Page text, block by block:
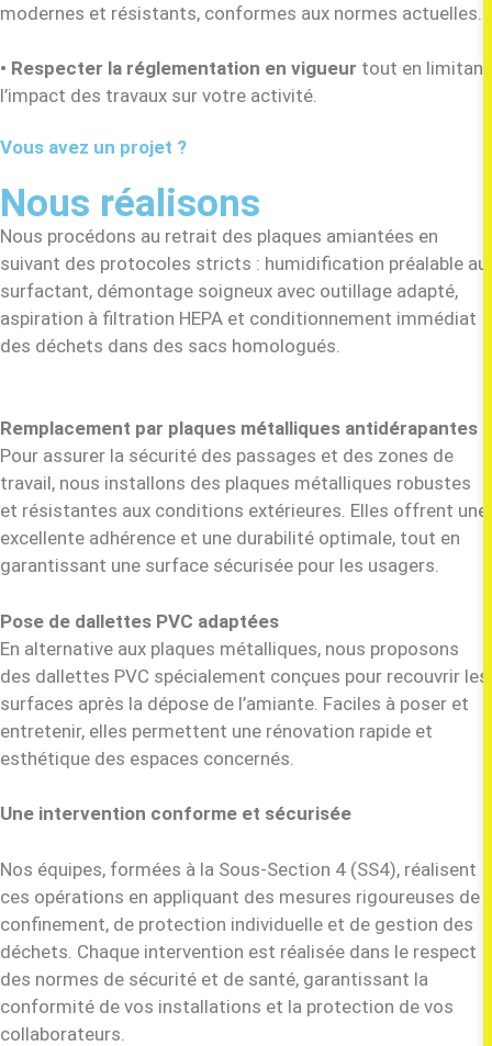
modernes et résistants, conformes aux normes actuelles.
• Respecter la réglementation en vigueur tout en limitant
l’impact des travaux sur votre activité.
Vous avez un projet ?
Nous réalisons
Nous procédons au retrait des plaques amiantées en
suivant des protocoles stricts : humidification préalable au
surfactant, démontage soigneux avec outillage adapté,
aspiration à filtration HEPA et conditionnement immédiat
des déchets dans des sacs homologués.
Remplacement par plaques métalliques antidérapantes
Pour assurer la sécurité des passages et des zones de
travail, nous installons des plaques métalliques robustes
et résistantes aux conditions extérieures. Elles offrent une
excellente adhérence et une durabilité optimale, tout en
garantissant une surface sécurisée pour les usagers.
Pose de dallettes PVC adaptées
En alternative aux plaques métalliques, nous proposons
des dallettes PVC spécialement conçues pour recouvrir les
surfaces après la dépose de l’amiante. Faciles à poser et
entretenir, elles permettent une rénovation rapide et
esthétique des espaces concernés.
Une intervention conforme et sécurisée
Nos équipes, formées à la Sous-Section 4 (SS4), réalisent
ces opérations en appliquant des mesures rigoureuses de
confinement, de protection individuelle et de gestion des
déchets. Chaque intervention est réalisée dans le respect
des normes de sécurité et de santé, garantissant la
conformité de vos installations et la protection de vos
collaborateurs.